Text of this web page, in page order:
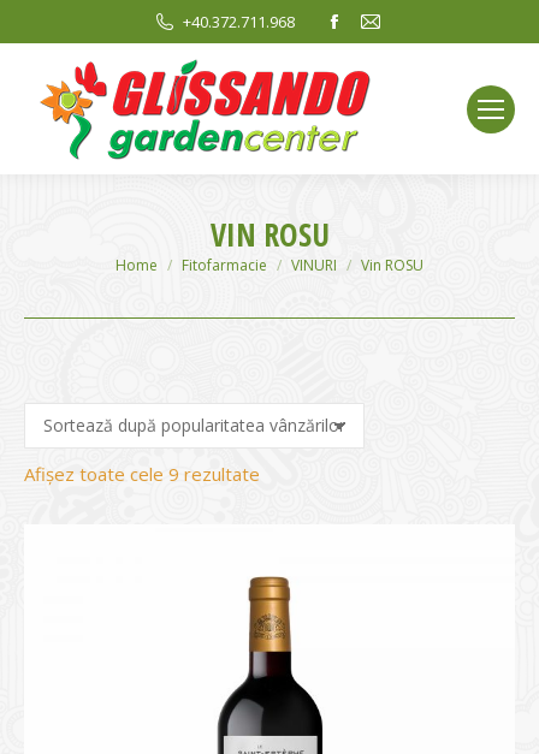
+40.372.711.968
Facebook
opens
in
new
window
Mail
window
VIN ROSU
You are here:
Home Fitofarmacie VINURI Vin ROSU
Afișez toate cele 9 rezultate